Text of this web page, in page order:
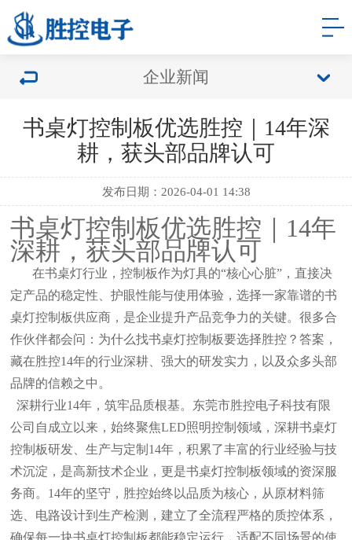
企业新闻
书桌灯控制板优选胜控｜14年深
耕，获头部品牌认可
发布日期：2026-04-01 14:38
书桌灯控制板优选胜控｜ 14年
深耕，获头部品牌认可
在书桌灯行业，控制板作为灯具的“核心心脏”，直接决
定产品的稳定性、护眼性能与使用体验，选择一家靠谱的书
桌灯控制板供应商，是企业提升产品竞争力的关键。很多合
作伙伴都会问：为什么找书桌灯控制板要选择胜控？答案，
藏在胜控14年的行业深耕、强大的研发实力，以及众多头部
品牌的信赖之中。
深耕行业14年，筑牢品质根基。东莞市胜控电子科技有限
公司自成立以来，始终聚焦LED照明控制领域，深耕书桌灯
控制板研发、生产与定制14年，积累了丰富的行业经验与技
术沉淀，是高新技术企业，更是书桌灯控制板领域的资深服
务商。14年的坚守，胜控始终以品质为核心，从原材料筛
选、电路设计到生产检测，建立了全流程严格的质控体系，
确保每一块书桌灯控制板都能稳定运行，适配不同场景的使